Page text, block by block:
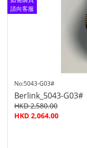
請向客服
No:5043-G03#
Berlink_5043-G03#
HKD 2,580.00
HKD 2,064.00